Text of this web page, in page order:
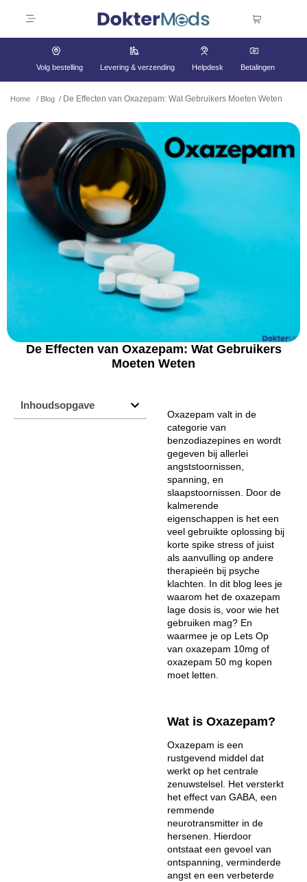
Volg bestelling Levering & verzending Helpdesk Betalingen
Home / Blog / De Effecten van Oxazepam: Wat Gebruikers Moeten Weten
De Effecten van Oxazepam: Wat Gebruikers
Moeten Weten
Inhoudsopgave
Oxazepam valt in de
categorie van
benzodiazepines en wordt
gegeven bij allerlei
angststoornissen,
spanning, en
slaapstoornissen. Door de
kalmerende
eigenschappen is het een
veel gebruikte oplossing bij
korte spike stress of juist
als aanvulling op andere
therapieën bij psyche
klachten. In dit blog lees je
waarom het de oxazepam
lage dosis is, voor wie het
gebruiken mag? En
waarmee je op Lets Op
van oxazepam 10mg of
oxazepam 50 mg kopen
moet letten.
Wat is Oxazepam?
Oxazepam is een
rustgevend middel dat
werkt op het centrale
zenuwstelsel. Het versterkt
het effect van GABA, een
remmende
neurotransmitter in de
hersenen. Hierdoor
ontstaat een gevoel van
ontspanning, verminderde
angst en een verbeterde